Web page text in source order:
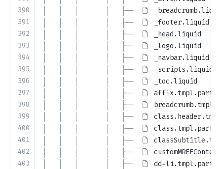
390
391
392
393
394
395
396
397
398
399
400
401
402
403
│   │   │       │   ├──
│   │   │       │   ├──
_footer.liquid
│   │   │       │   ├──
_head.liquid
│   │   │       │   ├──
_logo.liquid
│   │   │       │   ├──
_navbar.liquid
│   │   │       │   ├──
_scripts.liquid
│   │   │       │   ├──
_toc.liquid
│   │   │       │   ├──
│   │   │       │   ├──
│   │   │       │   ├──
│   │   │       │   ├──
│   │   │       │   ├──
│   │   │       │   ├──
│   │   │       │   ├──
dd-